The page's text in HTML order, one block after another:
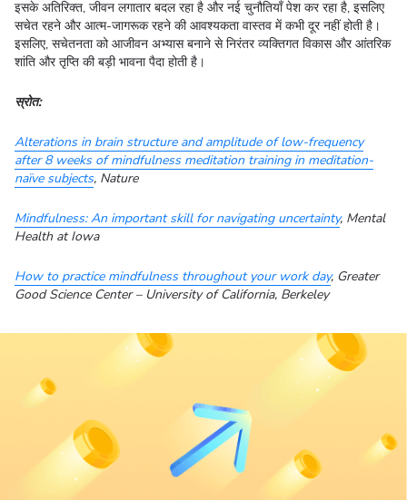
इसके अतिरिक्त, जीवन लगातार बदल रहा है और नई चुनौतियाँ पेश कर रहा है, इसलिए
सचेत रहने और आत्म-जागरूक रहने की आवश्यकता वास्तव में कभी दूर नहीं होती है।
इसलिए, सचेतनता को आजीवन अभ्यास बनाने से निरंतर व्यक्तिगत विकास और आंतरिक
शांति और तृप्ति की बड़ी भावना पैदा होती है।
स्रोत:
Alterations in brain structure and amplitude of low-frequency
after 8 weeks of mindfulness meditation training in meditation-
naïve subjects, Nature
Mindfulness: An important skill for navigating uncertainty, Mental
Health at Iowa
How to practice mindfulness throughout your work day, Greater
Good Science Center – University of California, Berkeley